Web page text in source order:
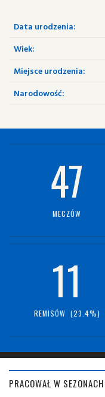
Data urodzenia:
Wiek:
Miejsce urodzenia:
Narodowość:
47
MECZÓW
11
REMISÓW (23.4%)
PRACOWAŁ W SEZONACH